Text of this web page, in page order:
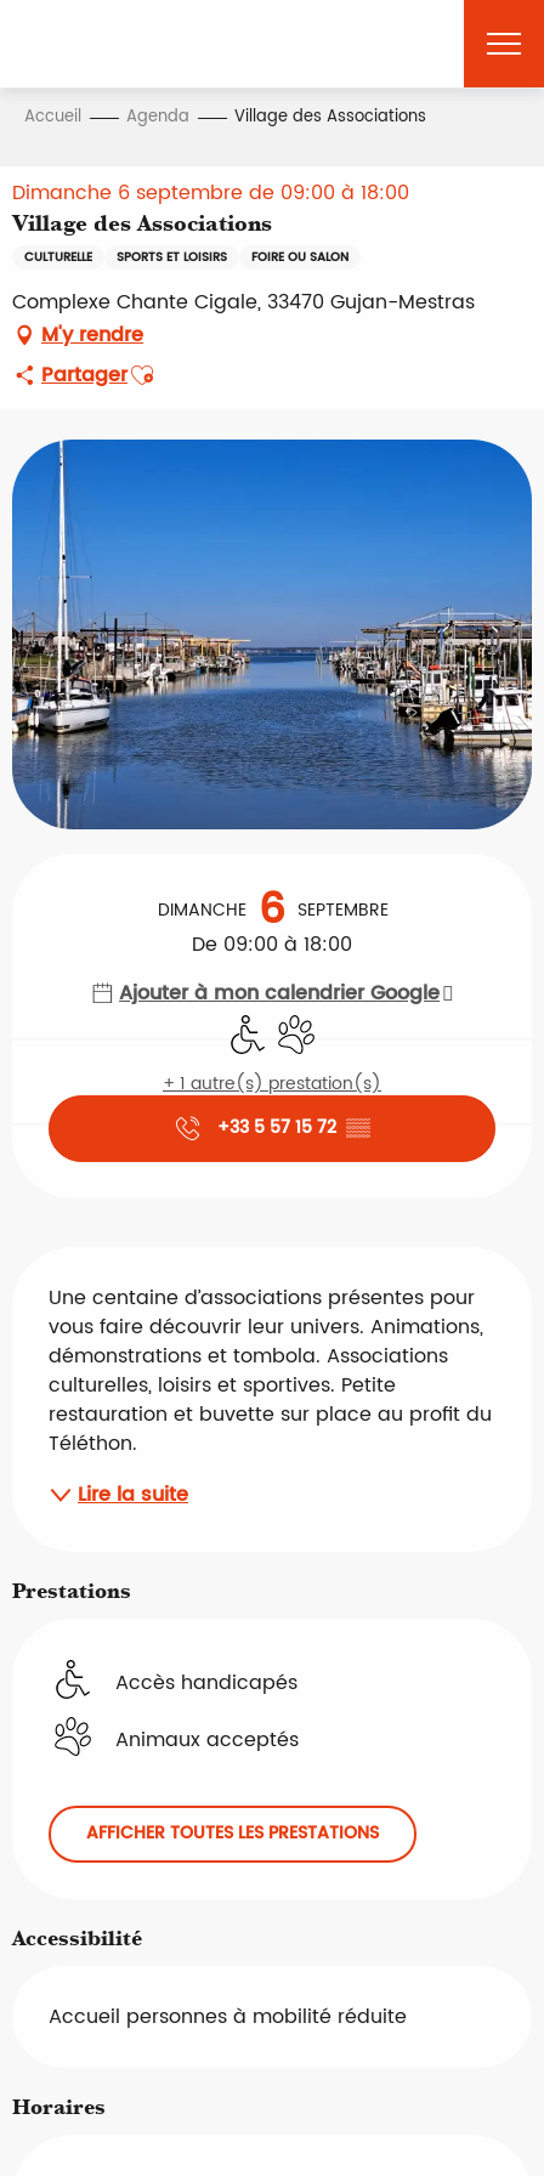
principal
Accueil Agenda Village des Associations
Dimanche 6 septembre de 09:00 à 18:00
Village des Associations
CULTURELLE SPORTS ET LOISIRS FOIRE OU SALON
Complexe Chante Cigale, 33470 Gujan-Mestras
M'y rendre
PartagerAjouter aux favoris
DIMANCHE 6 SEPTEMBRE
De 09:00 à 18:00
Ajouter à mon calendrier Google
Accès handicapés
Animaux acceptés
+ 1 autre(s) prestation(s)
+33 5 57 15 72 ▒▒
Une centaine d’associations présentes pour
vous faire découvrir leur univers. Animations,
démonstrations et tombola. Associations
culturelles, loisirs et sportives. Petite
restauration et buvette sur place au profit du
Téléthon.
Lire la suite
Prestations
Accès handicapés
Animaux acceptés
AFFICHER TOUTES LES PRESTATIONS
Accessibilité
Accueil personnes à mobilité réduite
Horaires